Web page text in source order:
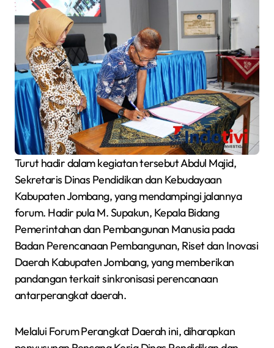
Turut hadir dalam kegiatan tersebut Abdul Majid,
Sekretaris Dinas Pendidikan dan Kebudayaan
Kabupaten Jombang, yang mendampingi jalannya
forum. Hadir pula M. Supakun, Kepala Bidang
Pemerintahan dan Pembangunan Manusia pada
Badan Perencanaan Pembangunan, Riset dan Inovasi
Daerah Kabupaten Jombang, yang memberikan
pandangan terkait sinkronisasi perencanaan
antarperangkat daerah.
Melalui Forum Perangkat Daerah ini, diharapkan